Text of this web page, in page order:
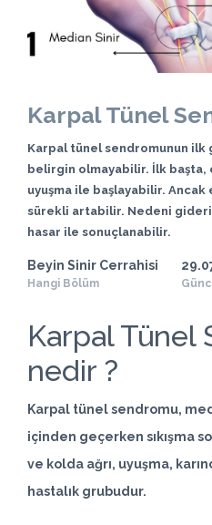
Karpal Tünel
Karpal tünel sendromunun
belirgin olmayabilir. İlk başta,
uyuşma ile başlayabilir. Ancak
sürekli artabilir. Nedeni
hasar ile sonuçlanabilir.
Beyin Sinir Cerrahisi
Hangi Bölüm
Karpal Tünel
nedir ?
Karpal tünel sendromu,
içinden geçerken sıkışma
ve kolda ağrı, uyuşma,
hastalık grubudur.